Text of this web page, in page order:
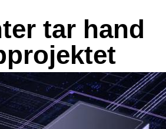
tar hand